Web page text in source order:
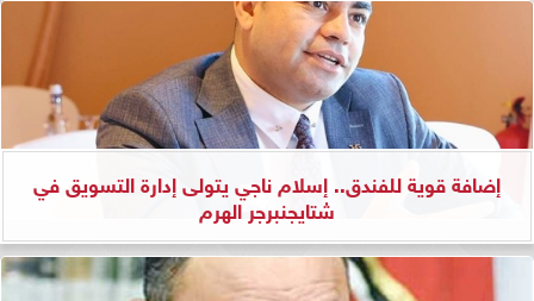
إضافة قوية للفندق.. إسلام ناجي يتولى إدارة التسويق في
شتايجنبرجر الهرم